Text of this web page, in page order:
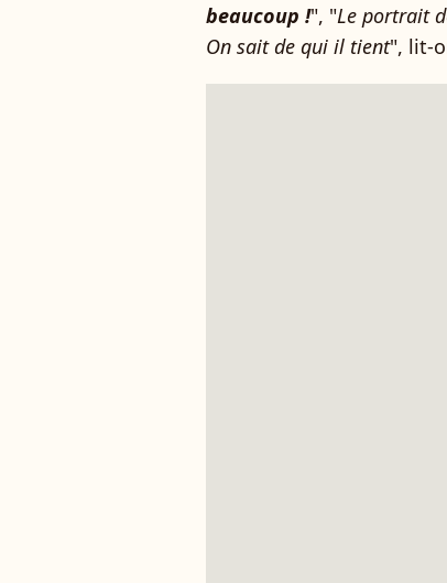
beaucoup !", "Le portrait
On sait de qui il tient", lit-